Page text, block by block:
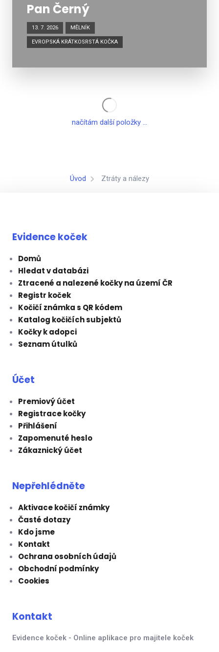
Pan Černý
13. 7. 2026 MĚLNÍK
EVROPSKÁ KRÁTKOSRSTÁ KOČKA
načítám další položky ...
Úvod Ztráty a nálezy
Evidence koček
Domů
Hledat v databázi
Ztracené a nalezené kočky na území ČR
Registr koček
Kočičí známka s QR kódem
Katalog kočičích subjektů
Kočky k adopci
Seznam útulků
Účet
Premiový účet
Registrace kočky
Přihlášení
Zapomenuté heslo
Zákaznický účet
Nepřehlédněte
Aktivace kočičí známky
Časté dotazy
Kdo jsme
Kontakt
Ochrana osobních údajů
Obchodní podmínky
Cookies
Kontakt
Evidence koček - Online aplikace pro majitele koček